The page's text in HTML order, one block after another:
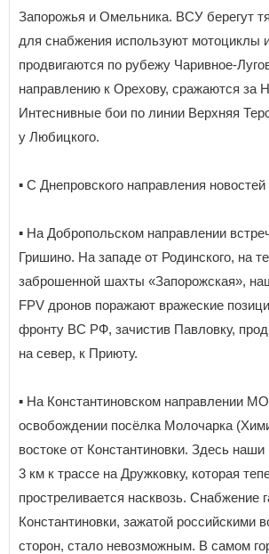
Запорожья и Омельника. ВСУ берегут
для снабжения используют
продвигаются по рубежу Чаривное-
направлению к Орехову, сражаются за
Интеснивные бои по линии Верхняя
у Любицкого.
▪️ С Днепровского направления
▪️ На Добропольском направлении
Гришино. На западе от Родинского, на
заброшенной шахты «Запорожская»,
FPV дронов поражают вражеские
фронту ВС РФ, зачистив Павловку,
на север, к Приюту.
▪️ На Константиновском направлении
освобождении посёлка Молочарка
востоке от Константиновки. Здесь
3 км к трассе на Дружковку, которая
простреливается насквозь. Снабжение
Константиновки, зажатой российскими
сторон, стало невозможным. В самом